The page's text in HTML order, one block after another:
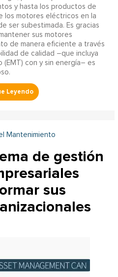
y hasta los productos de
los motores eléctricos en la
ser subestimada. Es gracias
sus motores
de manera eficiente a través
de calidad –que incluya
con y sin energía– es
Mantenimiento
de gestión
sus